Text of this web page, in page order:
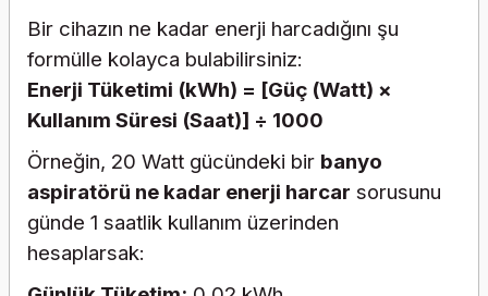
Bir cihazın ne kadar enerji harcadığını şu
formülle kolayca bulabilirsiniz:
Enerji Tüketimi (kWh) = [Güç (Watt) ×
Kullanım Süresi (Saat)] ÷ 1000
Örneğin, 20 Watt gücündeki bir banyo
aspiratörü ne kadar enerji harcar sorusunu
günde 1 saatlik kullanım üzerinden
hesaplarsak: